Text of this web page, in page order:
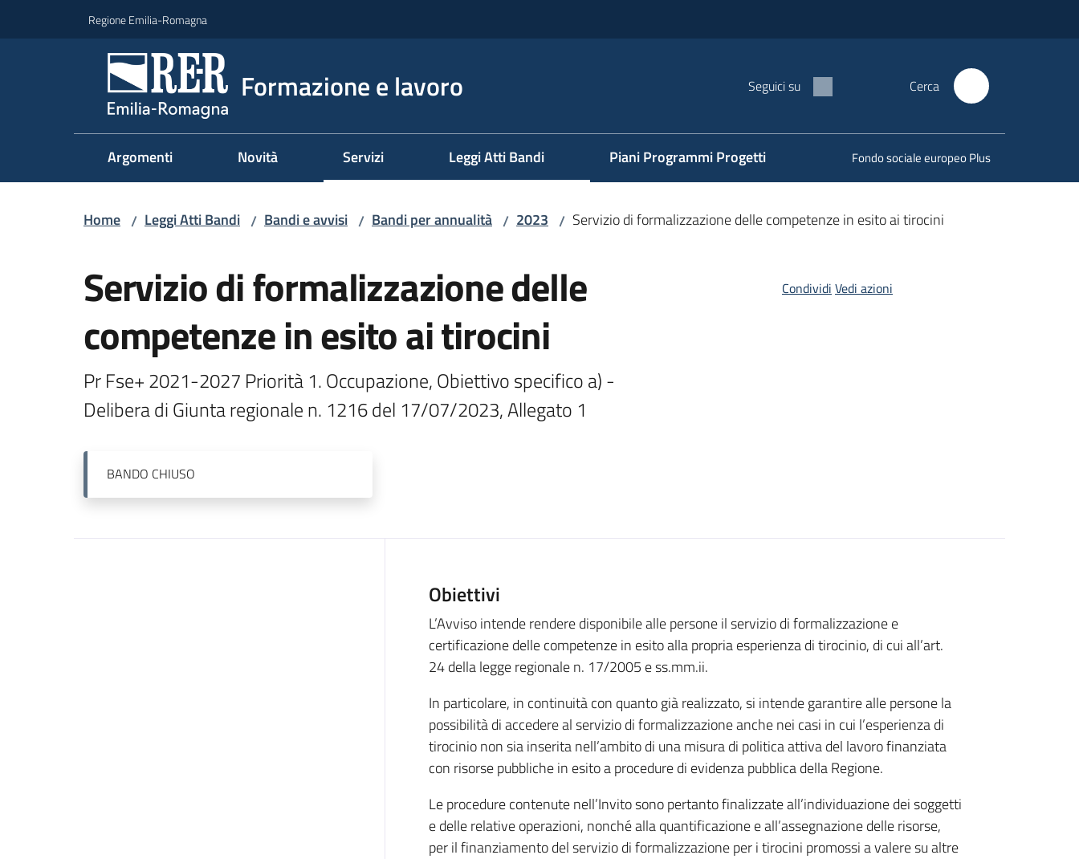
Regione Emilia-Romagna
Formazione e lavoro Seguici su Cerca
Argomenti Novità Servizi Leggi Atti Bandi Piani Programmi Progetti Fondo sociale europeo Plus
Home / Leggi Atti Bandi / Bandi e avvisi / Bandi per annualità / 2023 / Servizio di formalizzazione delle competenze in esito ai tirocini
Servizio di formalizzazione delle
competenze in esito ai tirocini
Pr Fse+ 2021-2027 Priorità 1. Occupazione, Obiettivo specifico a) -
Delibera di Giunta regionale n. 1216 del 17/07/2023, Allegato 1
BANDO CHIUSO
Condividi Vedi azioni
Descrizione
Obiettivi
L’Avviso intende rendere disponibile alle persone il servizio di formalizzazione e
certificazione delle competenze in esito alla propria esperienza di tirocinio, di cui all’art.
24 della legge regionale n. 17/2005 e ss.mm.ii.
In particolare, in continuità con quanto già realizzato, si intende garantire alle persone la
possibilità di accedere al servizio di formalizzazione anche nei casi in cui l’esperienza di
tirocinio non sia inserita nell’ambito di una misura di politica attiva del lavoro finanziata
con risorse pubbliche in esito a procedure di evidenza pubblica della Regione.
Le procedure contenute nell’Invito sono pertanto finalizzate all’individuazione dei soggetti
e delle relative operazioni, nonché alla quantificazione e all’assegnazione delle risorse,
per il finanziamento del servizio di formalizzazione per i tirocini promossi a valere su altre